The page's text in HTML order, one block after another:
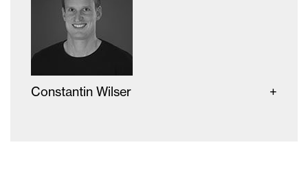
Constantin Wilser